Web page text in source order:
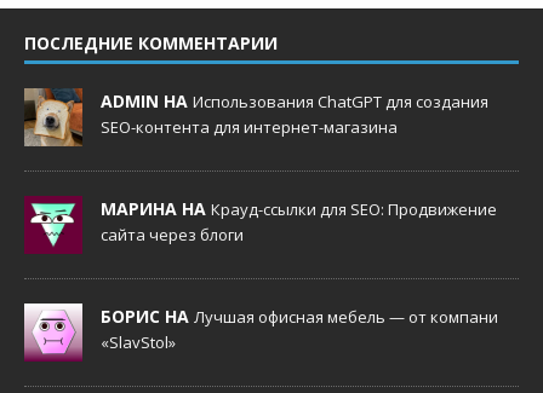
ПОСЛЕДНИЕ КОММЕНТАРИИ
ADMIN НА Использования ChatGPT для создания
SEO-контента для интернет-магазина
МАРИНА НА Крауд-ссылки для SEO: Продвижение
сайта через блоги
БОРИС НА Лучшая офисная мебель — от компани
«SlavStol»